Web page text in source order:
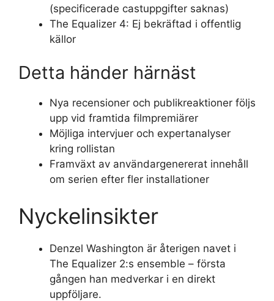
(specificerade castuppgifter saknas)
The Equalizer 4: Ej bekräftad i offentlig
källor
Detta händer härnäst
Nya recensioner och publikreaktioner följs
upp vid framtida filmpremiärer
Möjliga intervjuer och expertanalyser
kring rollistan
Framväxt av användargenererat innehåll
om serien efter fler installationer
Nyckelinsikter
Denzel Washington är återigen navet i
The Equalizer 2:s ensemble – första
gången han medverkar i en direkt
uppföljare.